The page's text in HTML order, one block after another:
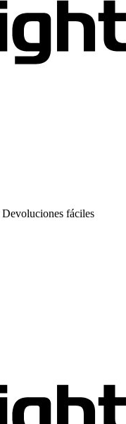
Devoluciones fáciles